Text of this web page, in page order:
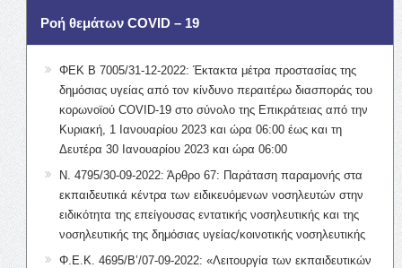
Ροή θεμάτων COVID – 19
ΦΕΚ Β 7005/31-12-2022: Έκτακτα μέτρα προστασίας της
δημόσιας υγείας από τον κίνδυνο περαιτέρω διασποράς του
κορωνοϊού COVID-19 στο σύνολο της Επικράτειας από την
Κυριακή, 1 Ιανουαρίου 2023 και ώρα 06:00 έως και τη
Δευτέρα 30 Ιανουαρίου 2023 και ώρα 06:00
Ν. 4795/30-09-2022: Άρθρο 67: Παράταση παραμονής στα
εκπαιδευτικά κέντρα των ειδικευόμενων νοσηλευτών στην
ειδικότητα της επείγουσας εντατικής νοσηλευτικής και της
νοσηλευτικής της δημόσιας υγείας/κοινοτικής νοσηλευτικής
Φ.Ε.Κ. 4695/Β’/07-09-2022: «Λειτουργία των εκπαιδευτικών